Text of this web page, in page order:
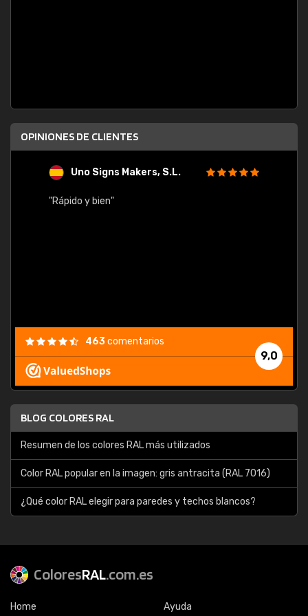
OPINIONES DE CLIENTES
Uno Signs Makers, S.L.
"Rápido y bien"
9,0
463comentarios
BLOG COLORES RAL
Resumen de los colores RAL más utilizados
Color RAL popular en la imagen: gris antracita (RAL 7016)
¿Qué color RAL elegir para paredes y techos blancos?
ColoresRAL.com.es
Home Ayuda